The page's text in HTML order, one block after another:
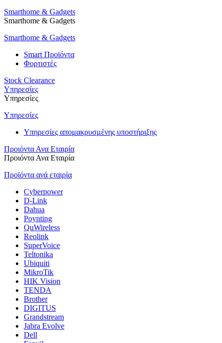
Smarthome & Gadgets
Smarthome & Gadgets
Smarthome & Gadgets
Smart Προϊόντα
Φορτιστές
Stock Clearance
Υπηρεσίες
Υπηρεσίες
Υπηρεσίες
Υπηρεσίες απομακρυσμένης υποστήριξης
Προιόντα Ανα Εταιρία
Προιόντα Ανα Εταιρία
Προϊόντα ανά εταιρία
Cyberpower
D-Link
Dahua
Poynting
QuWireless
Reolink
SuperVoice
Teltonika
Ubiquiti
MikroTik
HIK Vision
TENDA
Brother
DIGITUS
Grandstream
Jabra Evolve
Dell